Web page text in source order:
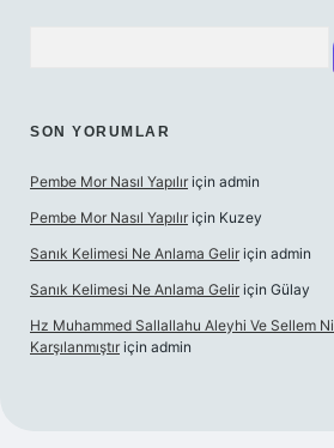
SON YORUMLAR
Pembe Mor Nasıl Yapılır için admin
Pembe Mor Nasıl Yapılır için Kuzey
Sanık Kelimesi Ne Anlama Gelir için admin
Sanık Kelimesi Ne Anlama Gelir için Gülay
Hz Muhammed Sallallahu Aleyhi Ve Sellem
Karşılanmıştır için admin